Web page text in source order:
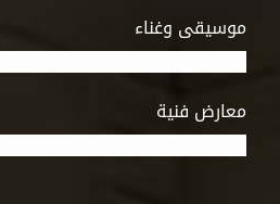
موسيقى وغناء
معارض فنية